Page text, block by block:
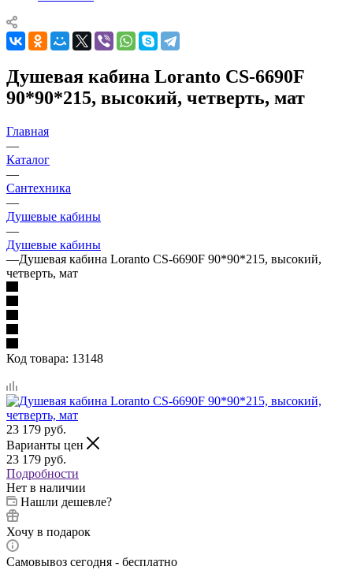
Душевая кабина Loranto CS-6690F
90*90*215, высокий, четверть, мат
Главная
—
Каталог
—
Сантехника
—
Душевые кабины
—
Душевые кабины
—Душевая кабина Loranto CS-6690F 90*90*215, высокий,
четверть, мат
Код товара: 13148
23 179 руб.
Варианты цен
23 179 руб.
Подробности
Нет в наличии
Нашли дешевле?
Хочу в подарок
Самовывоз сегодня - бесплатно